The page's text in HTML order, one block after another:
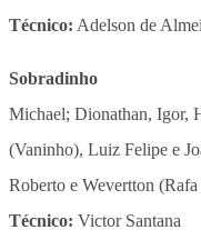
Técnico: Adelson de
Sobradinho
Michael; Dionathan, Igor,
(Vaninho), Luiz Felipe e
Roberto e Wevertton (Rafa
Técnico: Victor Santana